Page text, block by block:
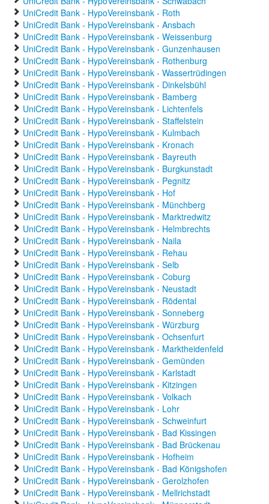
UniCredit Bank - HypoVereinsbank - Roth
UniCredit Bank - HypoVereinsbank - Ansbach
UniCredit Bank - HypoVereinsbank - Weissenburg
UniCredit Bank - HypoVereinsbank - Gunzenhausen
UniCredit Bank - HypoVereinsbank - Rothenburg
UniCredit Bank - HypoVereinsbank - Wassertrüdingen
UniCredit Bank - HypoVereinsbank - Dinkelsbühl
UniCredit Bank - HypoVereinsbank - Bamberg
UniCredit Bank - HypoVereinsbank - Lichtenfels
UniCredit Bank - HypoVereinsbank - Staffelstein
UniCredit Bank - HypoVereinsbank - Kulmbach
UniCredit Bank - HypoVereinsbank - Kronach
UniCredit Bank - HypoVereinsbank - Bayreuth
UniCredit Bank - HypoVereinsbank - Burgkunstadt
UniCredit Bank - HypoVereinsbank - Pegnitz
UniCredit Bank - HypoVereinsbank - Hof
UniCredit Bank - HypoVereinsbank - Münchberg
UniCredit Bank - HypoVereinsbank - Marktredwitz
UniCredit Bank - HypoVereinsbank - Helmbrechts
UniCredit Bank - HypoVereinsbank - Naila
UniCredit Bank - HypoVereinsbank - Rehau
UniCredit Bank - HypoVereinsbank - Selb
UniCredit Bank - HypoVereinsbank - Coburg
UniCredit Bank - HypoVereinsbank - Neustadt
UniCredit Bank - HypoVereinsbank - Rödental
UniCredit Bank - HypoVereinsbank - Sonneberg
UniCredit Bank - HypoVereinsbank - Würzburg
UniCredit Bank - HypoVereinsbank - Ochsenfurt
UniCredit Bank - HypoVereinsbank - Marktheidenfeld
UniCredit Bank - HypoVereinsbank - Gemünden
UniCredit Bank - HypoVereinsbank - Karlstadt
UniCredit Bank - HypoVereinsbank - Kitzingen
UniCredit Bank - HypoVereinsbank - Volkach
UniCredit Bank - HypoVereinsbank - Lohr
UniCredit Bank - HypoVereinsbank - Schweinfurt
UniCredit Bank - HypoVereinsbank - Bad Kissingen
UniCredit Bank - HypoVereinsbank - Bad Brückenau
UniCredit Bank - HypoVereinsbank - Hofheim
UniCredit Bank - HypoVereinsbank - Bad Königshofen
UniCredit Bank - HypoVereinsbank - Gerolzhofen
UniCredit Bank - HypoVereinsbank - Mellrichstadt